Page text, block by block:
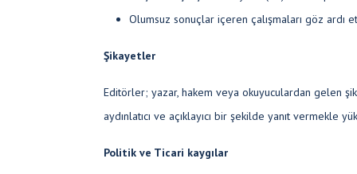
Olumsuz sonuçlar içeren çalışmaları göz ardı
Şikayetler
Editörler; yazar, hakem veya okuyuculardan gelen
aydınlatıcı ve açıklayıcı bir şekilde yanıt vermekle
Politik ve Ticari kaygılar